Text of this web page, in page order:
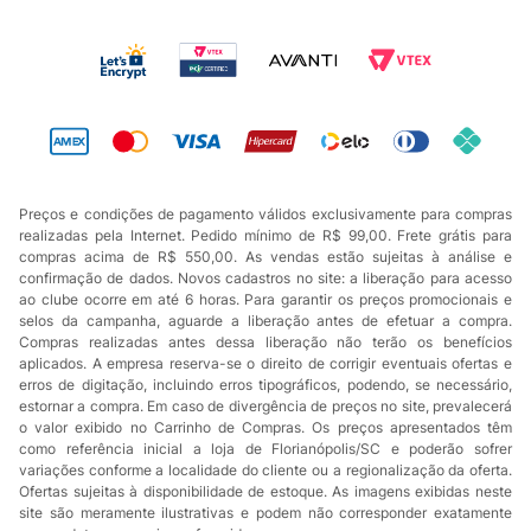
Preços e condições de pagamento válidos exclusivamente para compras
realizadas pela Internet. Pedido mínimo de R$ 99,00. Frete grátis para
compras acima de R$ 550,00. As vendas estão sujeitas à análise e
confirmação de dados. Novos cadastros no site: a liberação para acesso
ao clube ocorre em até 6 horas. Para garantir os preços promocionais e
selos da campanha, aguarde a liberação antes de efetuar a compra.
Compras realizadas antes dessa liberação não terão os benefícios
aplicados. A empresa reserva-se o direito de corrigir eventuais ofertas e
erros de digitação, incluindo erros tipográficos, podendo, se necessário,
estornar a compra. Em caso de divergência de preços no site, prevalecerá
o valor exibido no Carrinho de Compras. Os preços apresentados têm
como referência inicial a loja de Florianópolis/SC e poderão sofrer
variações conforme a localidade do cliente ou a regionalização da oferta.
Ofertas sujeitas à disponibilidade de estoque. As imagens exibidas neste
site são meramente ilustrativas e podem não corresponder exatamente